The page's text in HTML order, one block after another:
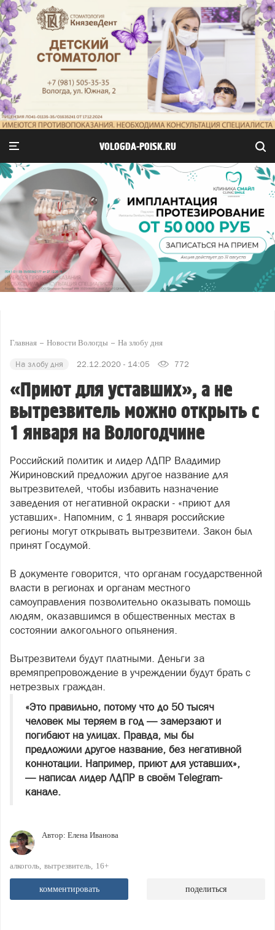
VOLOGDA-POISK.RU
Главная Новости Вологды На злобу дня
На злобу дня 22.12.2020 - 14:05 772
«Приют для уставших», а не
вытрезвитель можно открыть с
1 января на Вологодчине
Российский политик и лидер ЛДПР Владимир
Жириновский предложил другое название для
вытрезвителей, чтобы избавить назначение
заведения от негативной окраски - «приют для
уставших». Напомним, с 1 января российские
регионы могут открывать вытрезвители. Закон был
принят Госдумой.
В документе говорится, что органам государственной
власти в регионах и органам местного
самоуправления позволительно оказывать помощь
людям, оказавшимся в общественных местах в
состоянии алкогольного опьянения.
Вытрезвители будут платными. Деньги за
времяпрепровождение в учреждении будут брать с
нетрезвых граждан.
«Это правильно, потому что до 50 тысяч
человек мы теряем в год — замерзают и
погибают на улицах. Правда, мы бы
предложили другое название, без негативной
коннотации. Например, приют для уставших»,
— написал лидер ЛДПР в своём Telegram-
канале.
Автор: Елена Иванова
алкоголь вытрезвитель 16+
комментировать поделиться